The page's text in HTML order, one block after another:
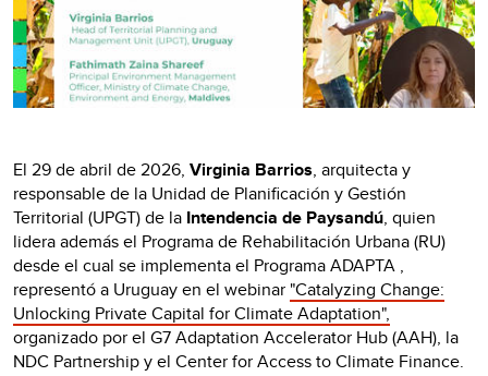
El 29 de abril de 2026, Virginia Barrios, arquitecta y
responsable de la Unidad de Planificación y Gestión
Territorial (UPGT) de la Intendencia de Paysandú, quien
lidera además el Programa de Rehabilitación Urbana (RU)
desde el cual se implementa el Programa ADAPTA ,
representó a Uruguay en el webinar "Catalyzing Change:
Unlocking Private Capital for Climate Adaptation",
organizado por el G7 Adaptation Accelerator Hub (AAH), la
NDC Partnership y el Center for Access to Climate Finance.